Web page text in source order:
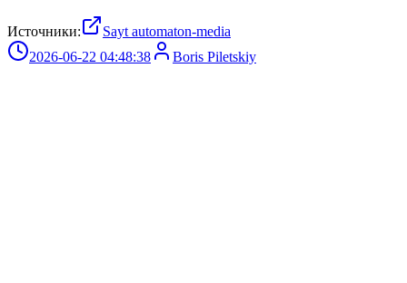
Источники:
Sayt automaton-media
2026-06-22 04:48:38
Boris Piletskiy